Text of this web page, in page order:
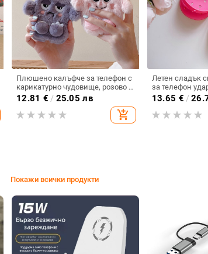
Плюшено калъфче за телефон с
карикатурно чудовище, розово и
лилаво, за iPhone 15, 12, 13 и 16
12.81 € / 25.05 лв
add_shopping_cart
Летен сладък
за телефон
iPhone 14 Pro и
13.65 € /
Покажи всички продукти